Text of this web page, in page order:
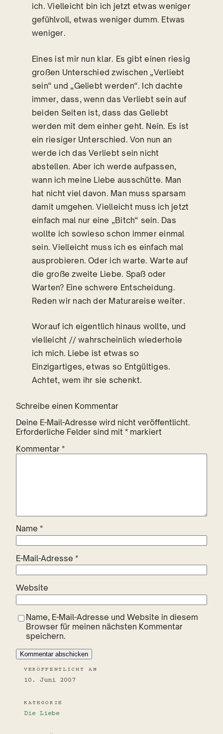
ich. Vielleicht bin ich jetzt etwas weniger
gefühlvoll, etwas weniger dumm. Etwas
weniger.
Eines ist mir nun klar. Es gibt einen riesig
großen Unterschied zwischen „Verliebt
sein“ und „Geliebt werden“. Ich dachte
immer, dass, wenn das Verliebt sein auf
beiden Seiten ist, dass das Geliebt
werden mit dem einher geht. Nein. Es ist
ein riesiger Unterschied. Von nun an
werde ich das Verliebt sein nicht
abstellen. Aber ich werde aufpassen,
wann ich meine Liebe ausschütte. Man
hat nicht viel davon. Man muss sparsam
damit umgehen. Vielleicht muss ich jetzt
einfach mal nur eine „Bitch“ sein. Das
wollte ich sowieso schon immer einmal
sein. Vielleicht muss ich es einfach mal
ausprobieren. Oder ich warte. Warte auf
die große zweite Liebe. Spaß oder
Warten? Eine schwere Entscheidung.
Reden wir nach der Maturareise weiter.
Worauf ich eigentlich hinaus wollte, und
vielleicht // wahrscheinlich wiederhole
ich mich. Liebe ist etwas so
Einzigartiges, etwas so Entgültiges.
Achtet, wem ihr sie schenkt.
Schreibe einen Kommentar
Deine E-Mail-Adresse wird nicht veröffentlicht.
Erforderliche Felder sind mit * markiert
Kommentar *
Name *
E-Mail-Adresse *
Website
Name, E-Mail-Adresse und Website in diesem
Browser für meinen nächsten Kommentar
speichern.
VERÖFFENTLICHT AM
10. Juni 2007
KATEGORIE
Die Liebe